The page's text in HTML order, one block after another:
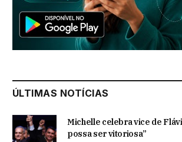
ÚLTIMAS NOTÍCIAS
Michelle celebra vice de
possa ser vitoriosa”